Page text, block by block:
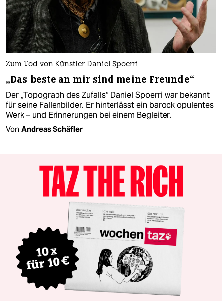
Zum Tod von Künstler Daniel Spoerri
„Das beste an mir sind meine Freunde“
Der „Topograph des Zufalls“ Daniel Spoerri war bekannt
für seine Fallenbilder. Er hinterlässt ein barock opulentes
Werk – und Erinnerungen bei einem Begleiter.
Von Andreas Schäfler